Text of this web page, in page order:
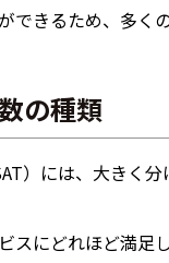
できるため、多く
の種類
）には、大きく分
スにどれほど満足